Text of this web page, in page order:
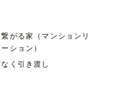
がる家（マンションリ
ーション）
なく引き渡し